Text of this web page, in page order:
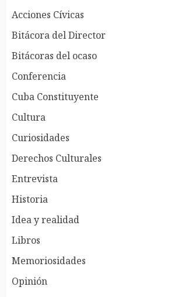
Acciones Cívicas
Bitácora del Director
Bitácoras del ocaso
Conferencia
Cuba Constituyente
Cultura
Curiosidades
Derechos Culturales
Entrevista
Historia
Idea y realidad
Libros
Memoriosidades
Opinión